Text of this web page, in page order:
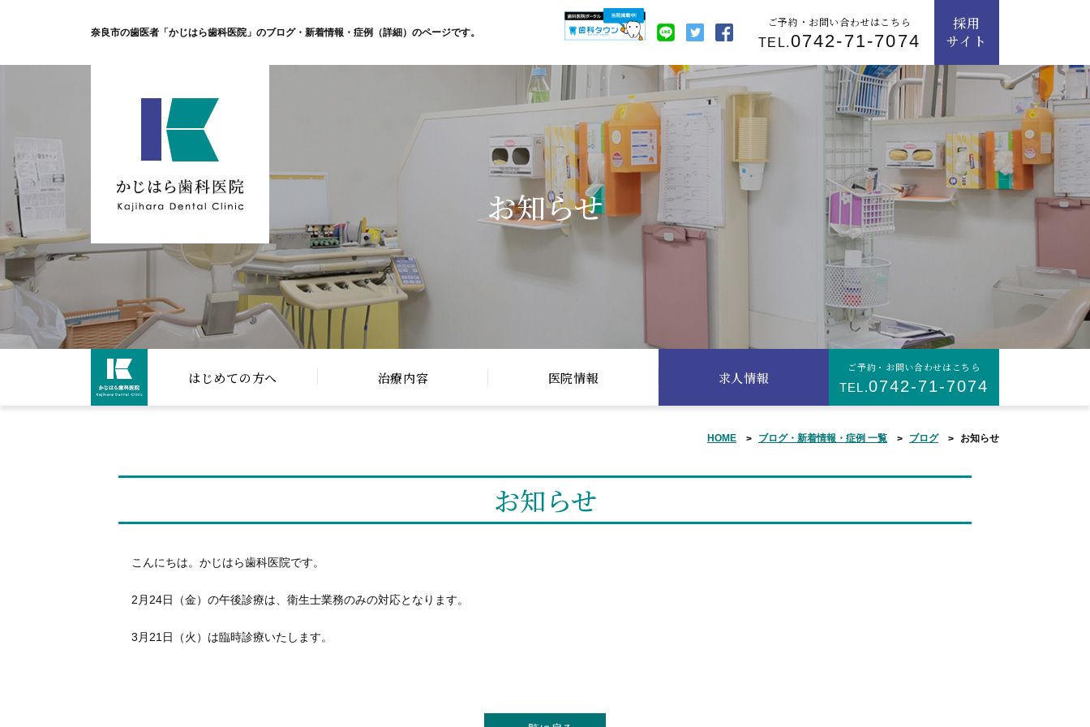
奈良市の歯医者「かじはら歯科医院」のブログ・新着情報・症例（詳細）のページです。
ご予約・お問い合わせはこちら
TEL.0742-71-7074
採用
サイト
お知らせ
はじめての方へ 治療内容 医院情報 求人情報
ご予約・お問い合わせはこちら
TEL.0742-71-7074
HOME ブログ・新着情報・症例 一覧 ブログ お知らせ
お知らせ
こんにちは。かじはら歯科医院です。
2月24日（金）の午後診療は、衛生士業務のみの対応となります。
3月21日（火）は臨時診療いたします。